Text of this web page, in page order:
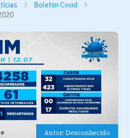
Boletim Covid
Autor: Desconhecido